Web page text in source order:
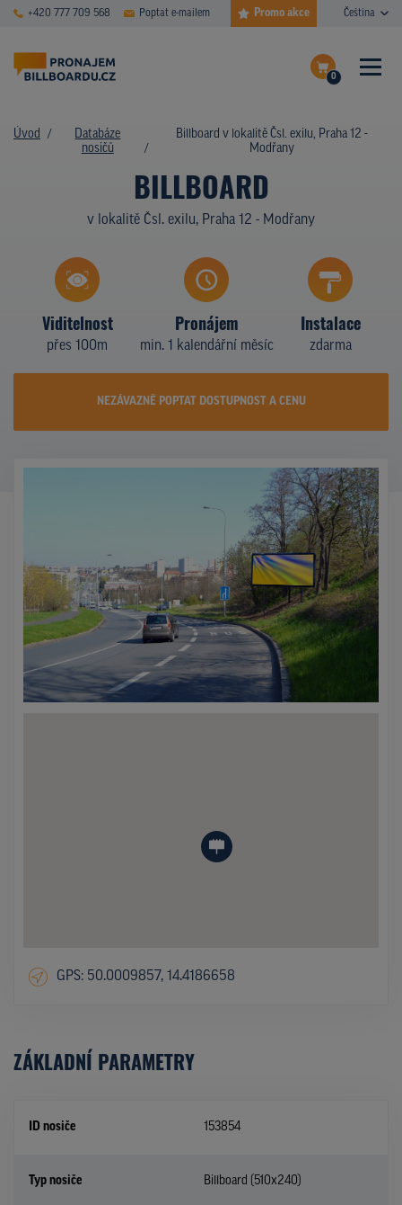
+420 777 709 568 Poptat e-mailem Promo akce Čeština
0
Dokončit poptávku
ČASTÉ DOTAZY
PLOCHY V AKCI
TYPY NOSIČŮ
Z PRAXE
PROMO AKCE
Úvod
Databáze
nosičů
Billboard v lokalitě Čsl. exilu, Praha 12 -
Modřany
BILLBOARD
v lokalitě Čsl. exilu, Praha 12 - Modřany
Viditelnost
přes 100m
Pronájem
min. 1 kalendářní měsíc
Instalace
zdarma
NEZÁVAZNĚ POPTAT DOSTUPNOST A CENU
GPS: 50.0009857, 14.4186658
ZÁKLADNÍ PARAMETRY
ID nosiče 153854
Typ nosiče Billboard (510x240)